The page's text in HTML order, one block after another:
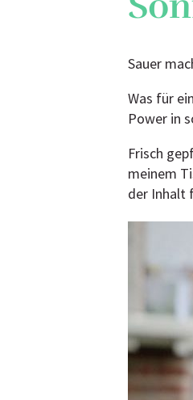
Sauer
Was für
Power in
Frisch
meinem
der Inhalt